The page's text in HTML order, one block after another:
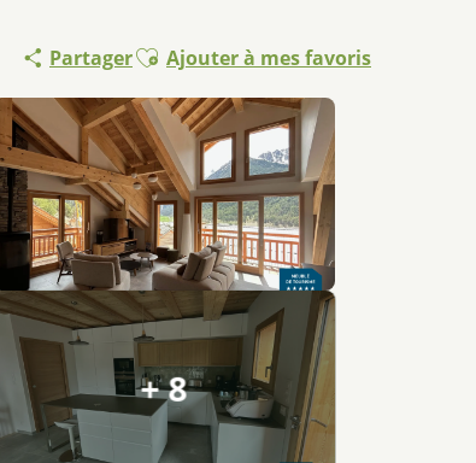
PartagerAjouter aux favoris
Ajouter à mes favoris
+ 8